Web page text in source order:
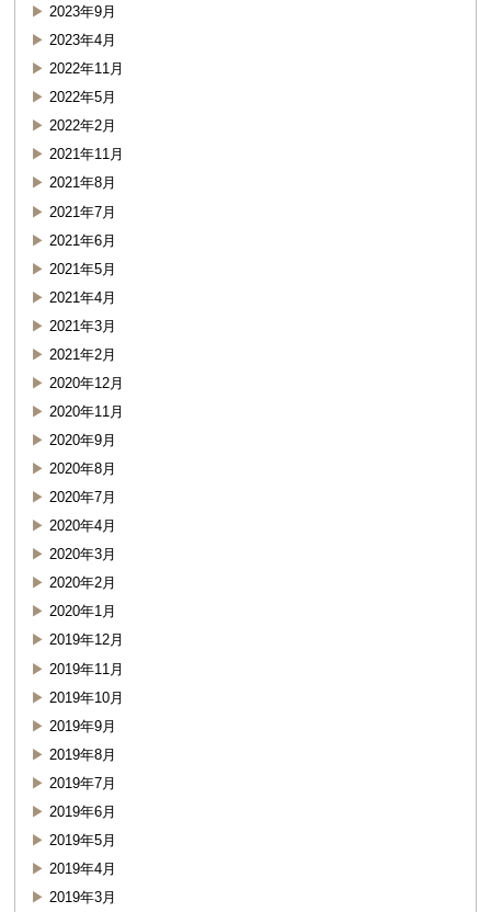
2023年9月
2023年4月
2022年11月
2022年5月
2022年2月
2021年11月
2021年8月
2021年7月
2021年6月
2021年5月
2021年4月
2021年3月
2021年2月
2020年12月
2020年11月
2020年9月
2020年8月
2020年7月
2020年4月
2020年3月
2020年2月
2020年1月
2019年12月
2019年11月
2019年10月
2019年9月
2019年8月
2019年7月
2019年6月
2019年5月
2019年4月
2019年3月